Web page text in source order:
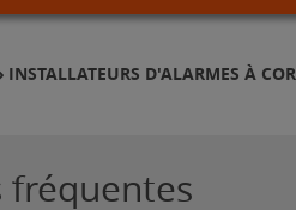
INSTALLATEURS D'ALARMES À
fréquentes